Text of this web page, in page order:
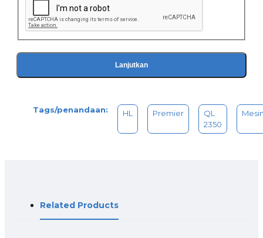
- DILENGKAPI DENGAN PRESSURE GAUGE (Untuk mengatur
kekuatan semburan air)
- Bisa digunakan untuk cuci mobil, motor, karpet dan
- Bergaransi RESMI dari H&L.
- MADE FOR INDUSTRIAL USE
Lanjutkan
Tags/penandaan: HL Premier
QL
2350
Related Products